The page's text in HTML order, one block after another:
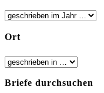
Ort
Briefe durchsuchen